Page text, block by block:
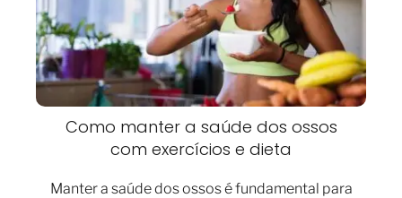
Como manter a saúde dos ossos
com exercícios e dieta
Manter a saúde dos ossos é fundamental para